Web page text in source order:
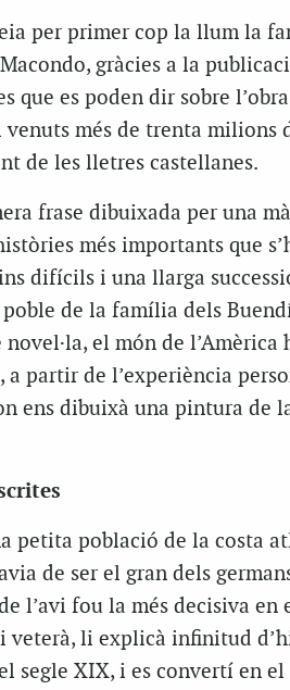
per primer cop la llum la
gràcies a la
que es poden dir sobre
més de trenta milions
de les lletres castellanes.
frase dibuixada per una
més importants que
difícils i una llarga
de la família dels
el món de l’Amèrica
a partir de l’experiència
ens dibuixà una pintura de
petita població de la costa
de ser el gran dels
l’avi fou la més decisiva en
veterà, li explicà infinitud
segle XIX, i es convertí en